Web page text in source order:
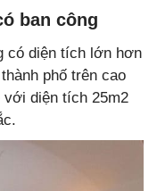
ban công
có diện tích lớn hơn
phố trên cao
diện tích 25m2